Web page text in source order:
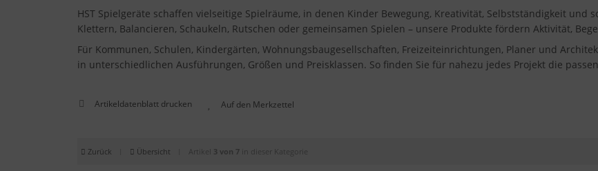
HST Spielgeräte schaffen vielseitige Spielräume, in denen Kinder Bewegung, Kreativität, Selbstständigkeit und
Klettern, Balancieren, Schaukeln, Rutschen oder gemeinsamen Spielen – unsere Produkte fördern Aktivität,
Für Kommunen, Schulen, Kindergärten, Wohnungsbaugesellschaften, Freizeiteinrichtungen, Planer und
in unterschiedlichen Ausführungen, Größen und Preisklassen. So finden Sie für nahezu jedes Projekt die
Artikeldatenblatt drucken
Zurück Übersicht Artikel 3 von 7 in dieser Kategorie